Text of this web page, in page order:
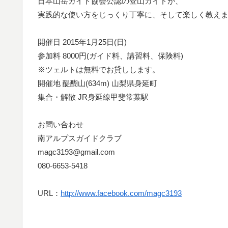
実践的な使い方をじっくり丁寧に、そして楽しく教え
開催日 2015年1月25日(日)
参加料 8000円(ガイド料、講習料、保険料)
※ツェルトは無料でお貸しします。
開催地 醍醐山(634m) 山梨県身延町
集合・解散 JR身延線甲斐常葉駅
お問い合わせ
南アルプスガイドクラブ
magc3193@gmail.com
080-6653-5418
URL： http://www.facebook.com/magc3193